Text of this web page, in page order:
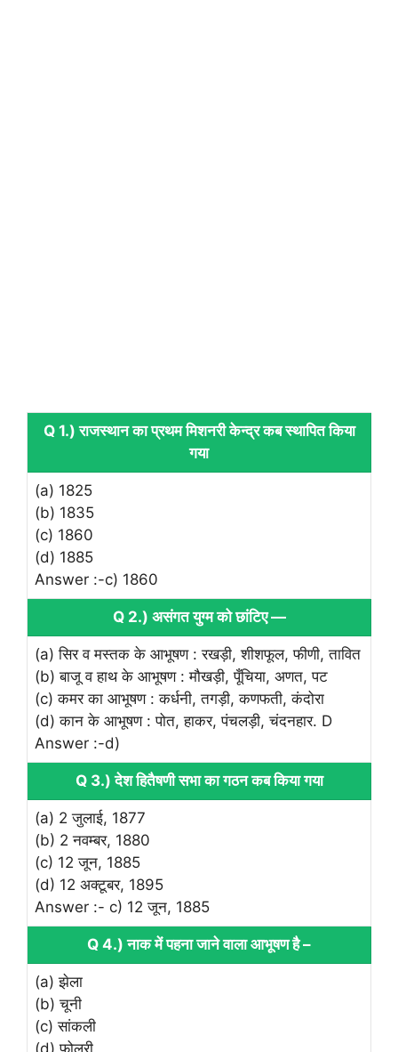
Q 1.) राजस्थान का प्रथम मिशनरी केन्द्र कब स्थापित किया
गया
(a) 1825
(b) 1835
(c) 1860
(d) 1885
Answer :-c) 1860
Q 2.) असंगत युग्म को छांटिए —
(a) सिर व मस्तक के आभूषण : रखड़ी, शीशफूल, फीणी, तावित
(b) बाजू व हाथ के आभूषण : मौखड़ी, पूँचिया, अणत, पट
(c) कमर का आभूषण : कर्धनी, तगड़ी, कणफती, कंदोरा
(d) कान के आभूषण : पोत, हाकर, पंचलड़ी, चंदनहार. D
Answer :-d)
Q 3.) देश हितैषणी सभा का गठन कब किया गया
(a) 2 जुलाई, 1877
(b) 2 नवम्बर, 1880
(c) 12 जून, 1885
(d) 12 अक्टूबर, 1895
Answer :- c) 12 जून, 1885
Q 4.) नाक में पहना जाने वाला आभूषण है –
(a) झेला
(b) चूनी
(c) सांकली